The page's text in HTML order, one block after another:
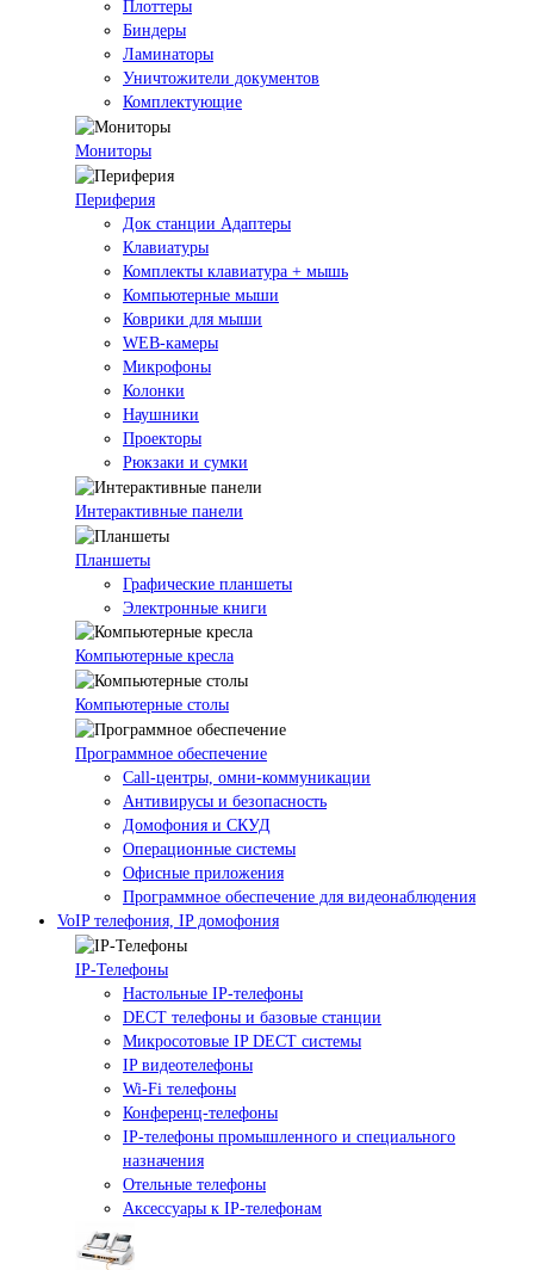
Плоттеры
Биндеры
Ламинаторы
Уничтожители документов
Комплектующие
Мониторы
Периферия
Док станции Адаптеры
Клавиатуры
Комплекты клавиатура + мышь
Компьютерные мыши
Коврики для мыши
WEB-камеры
Микрофоны
Колонки
Наушники
Проекторы
Рюкзаки и сумки
Интерактивные панели
Планшеты
Графические планшеты
Электронные книги
Компьютерные кресла
Компьютерные столы
Программное обеспечение
Call-центры, омни-коммуникации
Антивирусы и безопасность
Домофония и СКУД
Операционные системы
Офисные приложения
Программное обеспечение для видеонаблюдения
VoIP телефония, IP домофония
IP-Телефоны
Настольные IP-телефоны
DECT телефоны и базовые станции
Микросотовые IP DECT системы
IP видеотелефоны
Wi-Fi телефоны
Конференц-телефоны
IP-телефоны промышленного и специального
назначения
Отельные телефоны
Аксессуары к IP-телефонам